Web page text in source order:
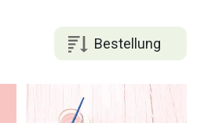
Bestellung